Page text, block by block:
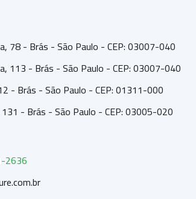
78 - Brás - São Paulo - CEP: 03007-040
113 - Brás - São Paulo - CEP: 03007-040
- Brás - São Paulo - CEP: 01311-000
- Brás - São Paulo - CEP: 03005-020
2636